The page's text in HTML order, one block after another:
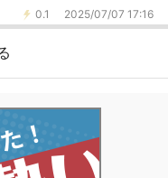
0.1 2025/07/07 17:16